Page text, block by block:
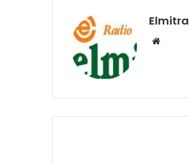
Elmitra
Website